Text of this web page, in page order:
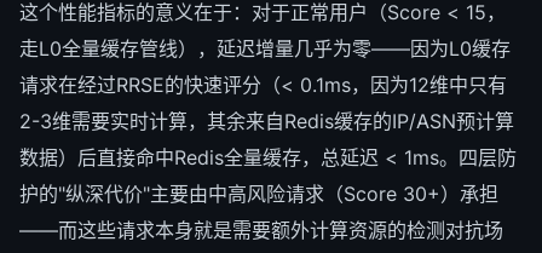
这个性能指标的意义在于：对于正常用户（Score < 15，
走L0全量缓存管线），延迟增量几乎为零——因为L0缓存
请求在经过RRSE的快速评分（< 0.1ms，因为12维中只有
2-3维需要实时计算，其余来自Redis缓存的IP/ASN预计算
数据）后直接命中Redis全量缓存，总延迟 < 1ms。四层防
护的"纵深代价"主要由中高风险请求（Score 30+）承担
——而这些请求本身就是需要额外计算资源的检测对抗场